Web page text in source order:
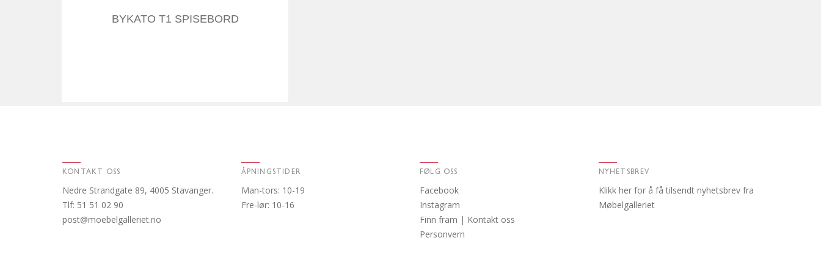
BYKATO T1 SPISEBORD
KONTAKT OSS
Nedre Strandgate 89, 4005 Stavanger.
Tlf: 51 51 02 90
post@moebelgalleriet.no
ÅPNINGSTIDER
Man-tors: 10-19
Fre-lør: 10-16
FØLG OSS
Facebook
Instagram
Finn fram | Kontakt oss
Personvern
NYHETSBREV
Klikk her for å få tilsendt nyhetsbrev fra
Møbelgalleriet